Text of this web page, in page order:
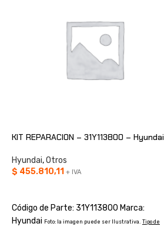
KIT REPARACION – 31Y113800 – Hyundai
Hyundai,Otros
$ 455.810,11 + IVA
Código de Parte: 31Y113800 Marca:
Hyundai Foto: la imagen puede ser Ilustrativa. Tipo de